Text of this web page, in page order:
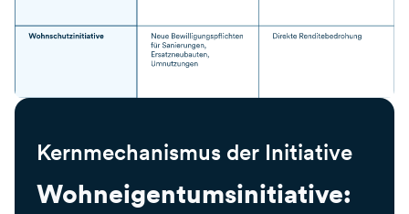
Kernmechanismus der Initiative
Wohneigentumsinitiative: